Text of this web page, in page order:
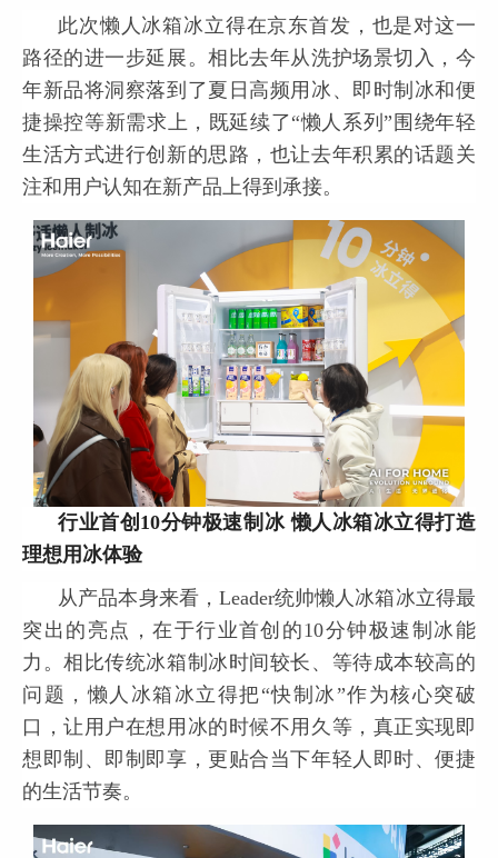
此次懒人冰箱冰立得在京东首发，也是对这一
路径的进一步延展。相比去年从洗护场景切入，今
年新品将洞察落到了夏日高频用冰、即时制冰和便
捷操控等新需求上，既延续了“懒人系列”围绕年轻
生活方式进行创新的思路，也让去年积累的话题关
注和用户认知在新产品上得到承接。
行业首创10分钟极速制冰 懒人冰箱冰立得打造
理想用冰体验
从产品本身来看，Leader统帅懒人冰箱冰立得最
突出的亮点，在于行业首创的10分钟极速制冰能
力。相比传统冰箱制冰时间较长、等待成本较高的
问题，懒人冰箱冰立得把“快制冰”作为核心突破
口，让用户在想用冰的时候不用久等，真正实现即
想即制、即制即享，更贴合当下年轻人即时、便捷
的生活节奏。